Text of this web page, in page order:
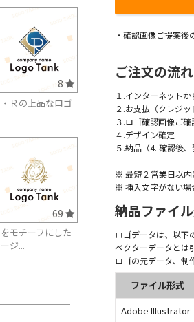
8
Ｒの上品なロゴ
69
モチーフにした
ジ...
・確認画像ご提案後
ご注文の流れ
１.インターネットか
２.お支払（クレジッ
３.ロゴ確認画像ご
４.デザイン確定
５.納品（4. 確認後
※ 最短 2 営業日以内
※ 挿入文字がない場
納品ファイ
ロゴデータは、以下
ベクターデータとは
ロゴの元データ、制
ファイル形式
Adobe Illustrator